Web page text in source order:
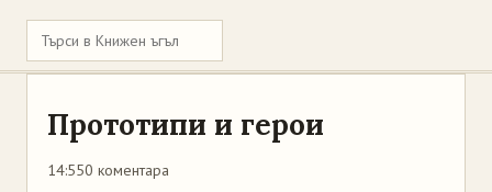
Прототипи и герои
14:550 коментара